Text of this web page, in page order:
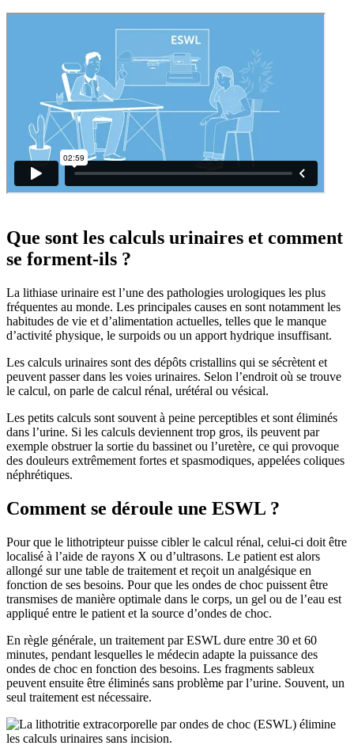
Que sont les calculs urinaires et comment
se forment-ils ?
La lithiase urinaire est l’une des pathologies urologiques les plus
fréquentes au monde. Les principales causes en sont notamment les
habitudes de vie et d’alimentation actuelles, telles que le manque
d’activité physique, le surpoids ou un apport hydrique insuffisant.
Les calculs urinaires sont des dépôts cristallins qui se sécrètent et
peuvent passer dans les voies urinaires. Selon l’endroit où se trouve
le calcul, on parle de calcul rénal, urétéral ou vésical.
Les petits calculs sont souvent à peine perceptibles et sont éliminés
dans l’urine. Si les calculs deviennent trop gros, ils peuvent par
exemple obstruer la sortie du bassinet ou l’uretère, ce qui provoque
des douleurs extrêmement fortes et spasmodiques, appelées coliques
néphrétiques.
Comment se déroule une ESWL ?
Pour que le lithotripteur puisse cibler le calcul rénal, celui-ci doit être
localisé à l’aide de rayons X ou d’ultrasons. Le patient est alors
allongé sur une table de traitement et reçoit un analgésique en
fonction de ses besoins. Pour que les ondes de choc puissent être
transmises de manière optimale dans le corps, un gel ou de l’eau est
appliqué entre le patient et la source d’ondes de choc.
En règle générale, un traitement par ESWL dure entre 30 et 60
minutes, pendant lesquelles le médecin adapte la puissance des
ondes de choc en fonction des besoins. Les fragments sableux
peuvent ensuite être éliminés sans problème par l’urine. Souvent, un
seul traitement est nécessaire.